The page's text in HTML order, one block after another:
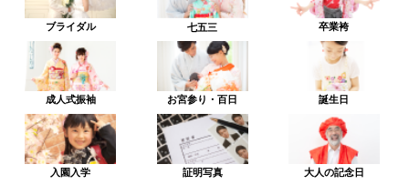
ブライダル 七五三 卒業袴
成人式振袖 お宮参り・百日 誕生日
入園入学 証明写真 大人の記念日